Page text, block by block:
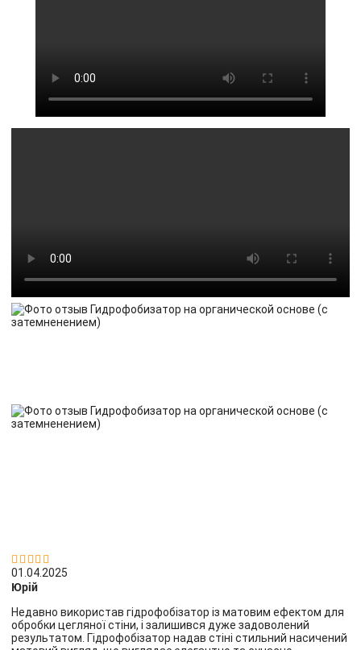


01.04.2025
Юрій
Недавно використав гідрофобізатор із матовим ефектом для
обробки цегляної стіни, і залишився дуже задоволений
результатом. Гідрофобізатор надав стіні стильний насичений